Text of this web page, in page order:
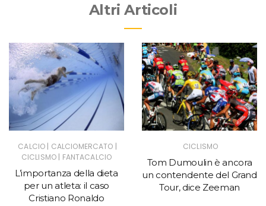
Altri Articoli
CALCIO | CALCIOMERCATO |
CICLISMO | FANTACALCIO
L’importanza della dieta
per un atleta: il caso
Cristiano Ronaldo
CICLISMO
Tom Dumoulin è ancora
un contendente del Grand
Tour, dice Zeeman